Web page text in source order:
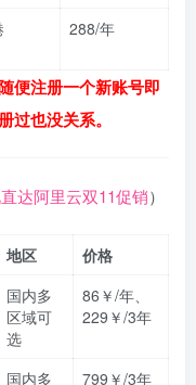
288/年
便注册一个新账号即
过也没关系。
达阿里云双11促销）
地区
价格
国内多
区域可
选
86￥/年、
229￥/3年
国内多
799￥/3年